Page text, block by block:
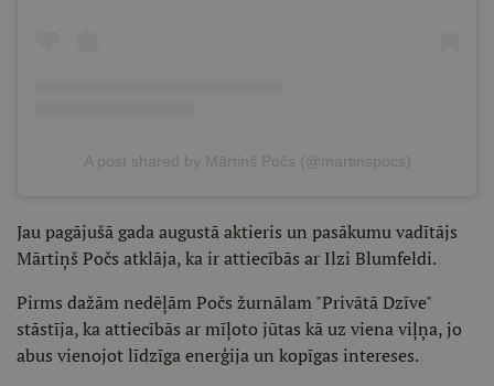
A post shared by Mārtiņš Počs (@martinspocs)
Jau pagājušā gada augustā aktieris un pasākumu vadītājs
Mārtiņš Počs atklāja, ka ir attiecībās ar Ilzi Blumfeldi.
Pirms dažām nedēļām Počs žurnālam "Privātā Dzīve"
stāstīja, ka attiecībās ar mīļoto jūtas kā uz viena viļņa, jo
abus vienojot līdzīga enerģija un kopīgas intereses.